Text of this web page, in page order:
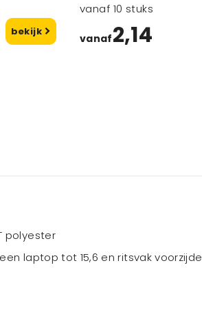
bekijk
vanaf 10 stuks
vanaf2,14
polyester
laptop tot 15,6 en ritsvak voorzijde